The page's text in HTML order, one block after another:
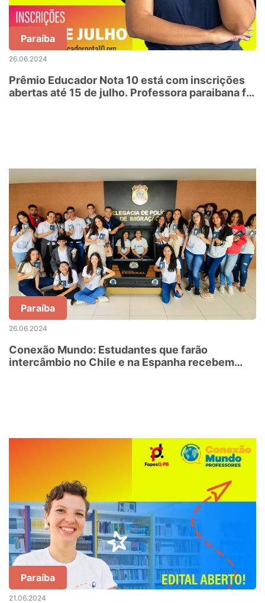
Paraíba
26.06.2024
Prêmio Educador Nota 10 está com inscrições
abertas até 15 de julho. Professora paraibana foi
Paraíba
26.06.2024
Conexão Mundo: Estudantes que farão
intercâmbio no Chile e na Espanha recebem
Paraíba
21.06.2024